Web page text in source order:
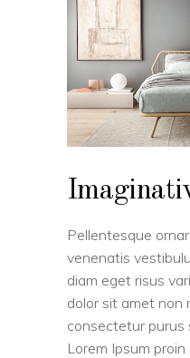
Pellentesque
venenatis
diam eget risus
dolor sit amet non
consectetur purus
Lorem Ipsum